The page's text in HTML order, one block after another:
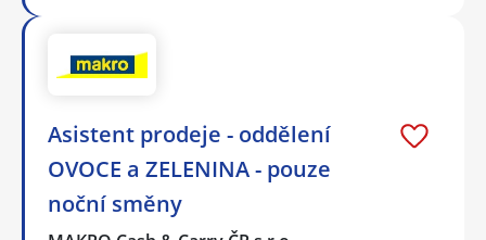
Asistent prodeje - oddělení
OVOCE a ZELENINA - pouze
noční směny